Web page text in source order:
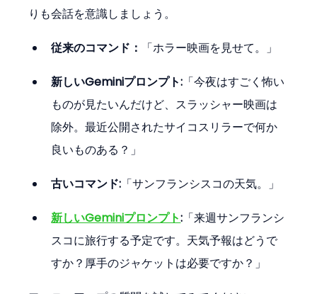
りも会話を意識しましょう。
従来のコマンド： 「ホラー映画を見せて。」
新しいGeminiプロンプト: 「今夜はすごく怖い
ものが見たいんだけど、スラッシャー映画は
除外。最近公開されたサイコスリラーで何か
良いものある？」
古いコマンド: 「サンフランシスコの天気。」
新しいGeminiプロンプト: 「来週サンフランシ
スコに旅行する予定です。天気予報はどうで
すか？厚手のジャケットは必要ですか？」